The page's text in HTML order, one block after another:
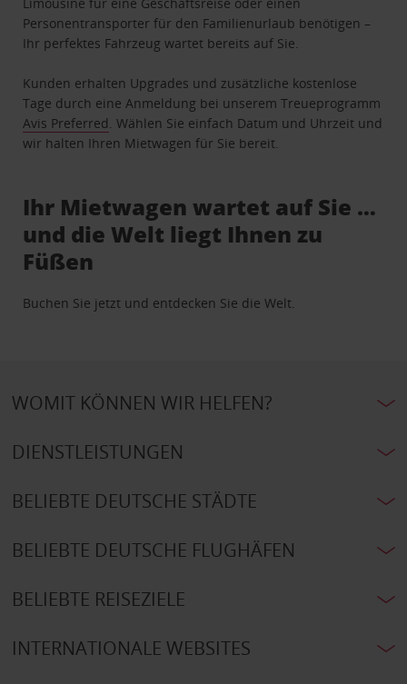
Personentransporter für den Familienurlaub benötigen –
Ihr perfektes Fahrzeug wartet bereits auf Sie.
Kunden erhalten Upgrades und zusätzliche kostenlose
Tage durch eine Anmeldung bei unserem Treueprogramm
Avis Preferred . Wählen Sie einfach Datum und Uhrzeit und
wir halten Ihren Mietwagen für Sie bereit.
Ihr Mietwagen wartet auf Sie …
und die Welt liegt Ihnen zu
Füßen
Buchen Sie jetzt und entdecken Sie die Welt.
WOMIT KÖNNEN WIR HELFEN?
DIENSTLEISTUNGEN
BELIEBTE DEUTSCHE STÄDTE
BELIEBTE DEUTSCHE FLUGHÄFEN
BELIEBTE REISEZIELE
INTERNATIONALE WEBSITES